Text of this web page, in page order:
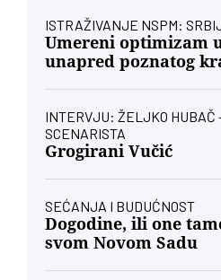
ISTRAŽIVANJE NSPM:
Umereni optimizam
unapred poznatog
INTERVJU: ŽELJKO HUBAČ
SCENARISTA
Grogirani Vučić
SEĆANJA I BUDUĆNOST
Dogodine, ili one
svom Novom Sadu